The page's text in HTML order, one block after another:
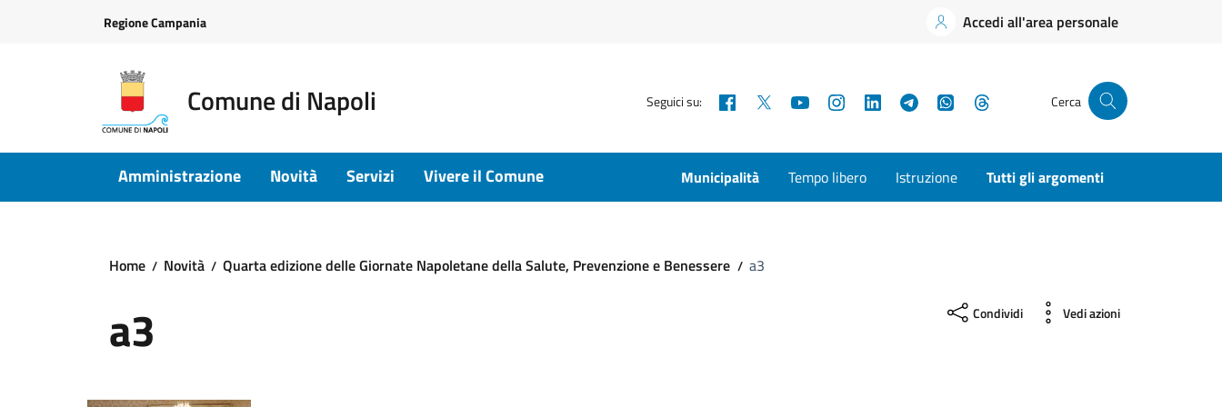
Regione Campania Accedi all'area personale
Comune di Napoli Seguici su: Facebook YouTubeInstagramLinkedInTelegramWhatsApp Cerca
Amministrazione Novità Servizi Vivere il Comune Municipalità Tempo libero Istruzione Tutti gli argomenti
Home Novità Quarta edizione delle Giornate Napoletane della Salute, Prevenzione e Benessere a3
a3 Condividi Vedi azioni